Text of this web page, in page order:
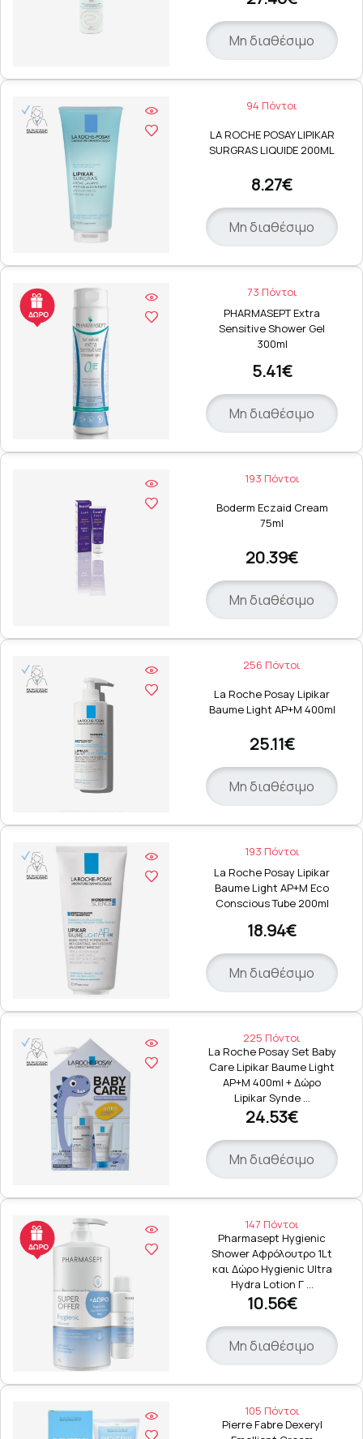
Μη διαθέσιμο
94 Πόντοι
LA ROCHE POSAY LIPIKAR
SURGRAS LIQUIDE 200ML
8.27€
Μη διαθέσιμο
73 Πόντοι
PHARMASEPT Extra
Sensitive Shower Gel
300ml
5.41€
Μη διαθέσιμο
193 Πόντοι
Boderm Eczaid Cream
75ml
20.39€
Μη διαθέσιμο
256 Πόντοι
La Roche Posay Lipikar
Baume Light AP+M 400ml
25.11€
Μη διαθέσιμο
193 Πόντοι
La Roche Posay Lipikar
Baume Light AP+M Eco
Conscious Tube 200ml
18.94€
Μη διαθέσιμο
225 Πόντοι
La Roche Posay Set Baby
Care Lipikar Baume Light
AP+M 400ml + Δώρο
Lipikar Synde …
24.53€
Μη διαθέσιμο
147 Πόντοι
Pharmasept Hygienic
Shower Αφρόλουτρο 1Lt
και Δώρο Hygienic Ultra
Hydra Lotion Γ …
10.56€
Μη διαθέσιμο
105 Πόντοι
Pierre Fabre Dexeryl